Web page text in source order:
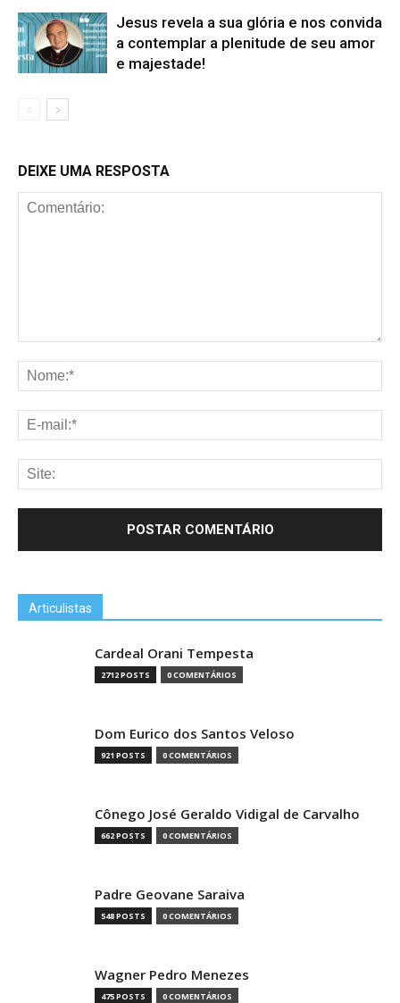
Jesus revela a sua glória e nos convida
a contemplar a plenitude de seu amor
e majestade!
DEIXE UMA RESPOSTA
Articulistas
Cardeal Orani Tempesta
2712 POSTS 0 COMENTÁRIOS
Dom Eurico dos Santos Veloso
921 POSTS 0 COMENTÁRIOS
Cônego José Geraldo Vidigal de Carvalho
662 POSTS 0 COMENTÁRIOS
Padre Geovane Saraiva
548 POSTS 0 COMENTÁRIOS
Wagner Pedro Menezes
475 POSTS 0 COMENTÁRIOS